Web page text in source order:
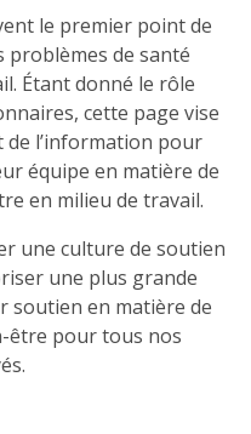
le premier point de
de santé
Étant donné le rôle
cette page vise
l’information pour
équipe en matière de
en milieu de travail.
une culture de soutien
une plus grande
soutien en matière de
être pour tous nos